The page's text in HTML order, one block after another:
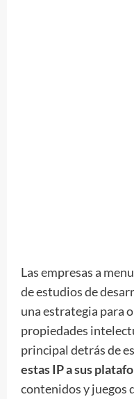
Las empresas a
de estudios de
una estrategia para
propiedades
principal detrás de
estas IP a sus
contenidos y juegos